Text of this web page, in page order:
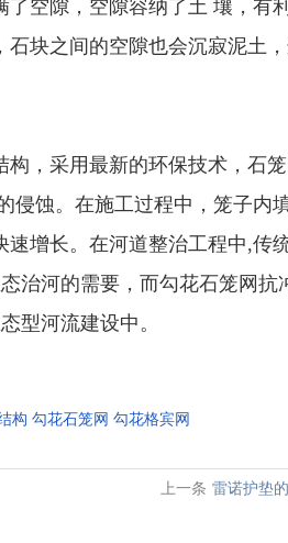
空隙，空隙容纳了土 壤，有
块之间的空隙也会沉寂泥土
采用最新的环保技术，石
侵蚀。在施工过程中，笼子内
增长。在河道整治工程中,传
治河的需要，而勾花石笼网
型河流建设中。
构 勾花石笼网 勾花格宾网
上一条 雷诺护垫